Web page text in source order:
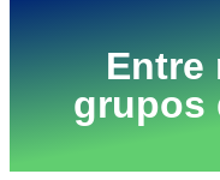
Entre
grupos